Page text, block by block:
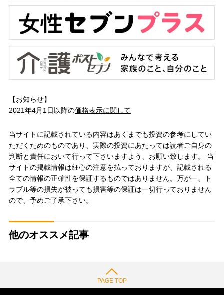
【お知らせ】
2021年4月1日以降の価格表示に関して
当サイトに記載されている内容はあくまでも投資の参考にしてい
ただくためのものであり、実際の投資にあたっては読者ご自身の
判断と責任において行って下さいますよう、お願い致します。 当
サイトの掲載情報は細心の注意を払っておりますが、記載される
全ての情報の正確性を保証するものではありません。万が一、ト
ラブル等の損失が被っても損害等の保証は一切行っておりません
ので、予めご了承下さい。
他のオススメ記事
PAGE TOP